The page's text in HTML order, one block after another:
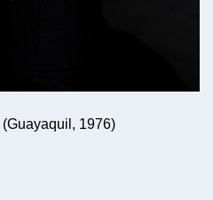
(Guayaquil, 1976)